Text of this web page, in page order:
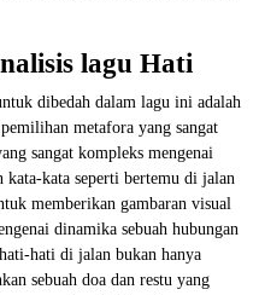
lagu Hati
dibedah dalam lagu ini adalah
metafora yang sangat
sangat kompleks mengenai
kata-kata seperti bertemu di jalan
memberikan gambaran visual
dinamika sebuah hubungan
hati di jalan bukan hanya
sebuah doa dan restu yang